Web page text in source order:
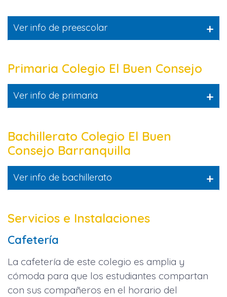
Ver info de preescolar +
Primaria Colegio El Buen Consejo
Ver info de primaria +
Bachillerato Colegio El Buen
Consejo Barranquilla
Ver info de bachillerato +
Servicios e Instalaciones
Cafetería
La cafetería de este colegio es amplia y
cómoda para que los estudiantes compartan
con sus compañeros en el horario del